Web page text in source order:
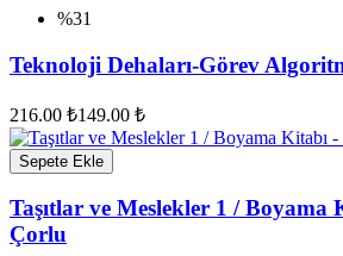
%31
Teknoloji Dehaları-Görev
216.00 ₺149.00 ₺
Sepete Ekle
Taşıtlar ve Meslekler 1 / Boyama
Çorlu